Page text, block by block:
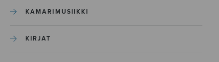
KAMARIMUSIIKKI
KIRJAT